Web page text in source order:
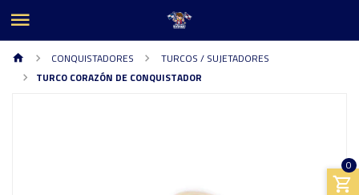
0
CONQUISTADORES
TURCOS / SUJETADORES
TURCO CORAZÓN DE CONQUISTADOR